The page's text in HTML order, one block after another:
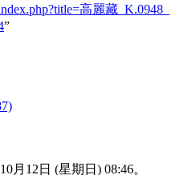
高麗藏_K.0948_
”
月12日 (星期日) 08:46。